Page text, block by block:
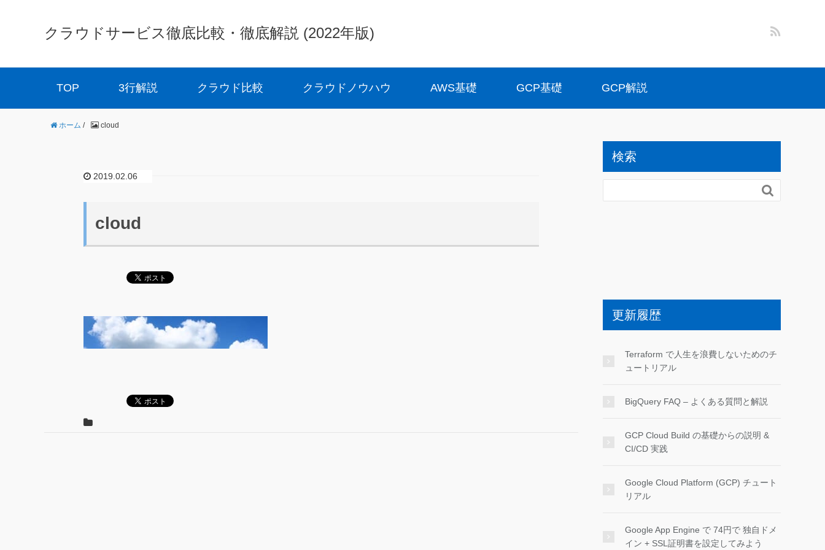
クラウドサービス徹底比較・徹底解説 (2022年版)
TOP 3行解説 クラウド比較 クラウドノウハウ AWS基礎 GCP基礎 GCP解説
ホーム / cloud
2019.02.06
cloud
検索

更新履歴
Terraform で人生を浪費しないためのチ
ュートリアル
BigQuery FAQ – よくある質問と解説
GCP Cloud Build の基礎からの説明 &
CI/CD 実践
Google Cloud Platform (GCP) チュート
リアル
Google App Engine で 74円で 独自ドメ
イン + SSL証明書を設定してみよう